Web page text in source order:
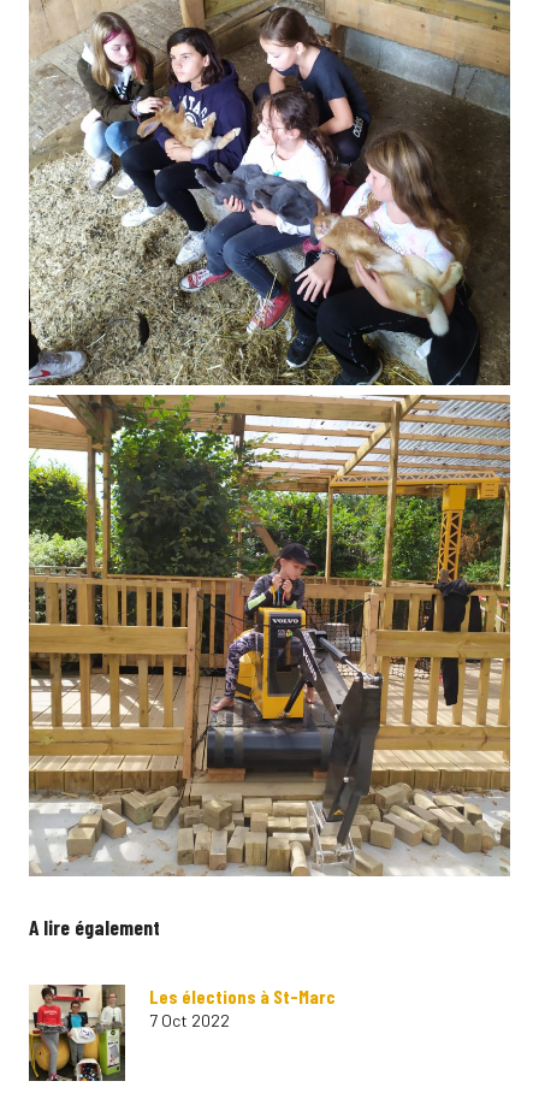
A lire également
Les élections à St-Marc
7 Oct 2022